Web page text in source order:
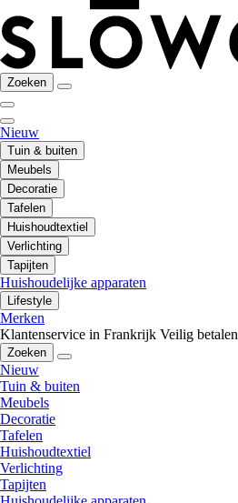
Zoeken
Nieuw
Tuin & buiten
Meubels
Decoratie
Tafelen
Huishoudtextiel
Verlichting
Tapijten
Huishoudelijke apparaten
Lifestyle
Merken
Klantenservice in Frankrijk Veilig betalen
Zoeken
Nieuw
Tuin & buiten
Meubels
Decoratie
Tafelen
Huishoudtextiel
Verlichting
Tapijten